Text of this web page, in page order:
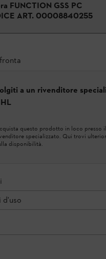
FUNCTION GSS PC
ART. 00008840255
a un rivenditore
questo prodotto in loco presso
specializzato. Qui trovi
disponibilità.
d'uso